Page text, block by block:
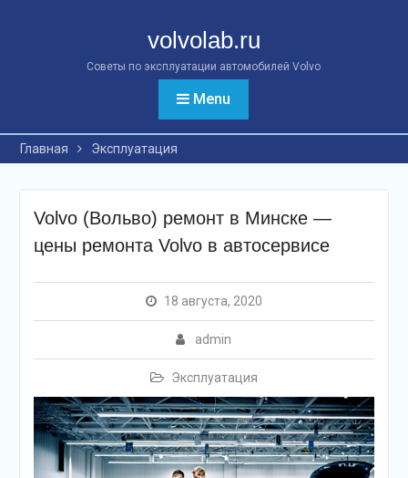
volvolab.ru
Советы по эксплуатации автомобилей Volvo
Menu
Главная Эксплуатация
Volvo (Вольво) ремонт в Минске —
цены ремонта Volvo в автосервисе
18 августа, 2020
admin
Эксплуатация